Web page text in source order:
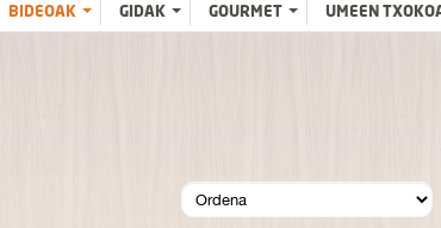
BIDEOAK GIDAK GOURMET UMEEN